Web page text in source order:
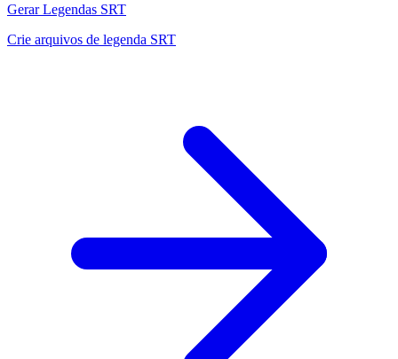
Gerar Legendas SRT
Crie arquivos de legenda SRT